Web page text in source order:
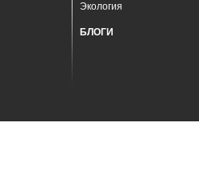
Экология
БЛОГИ